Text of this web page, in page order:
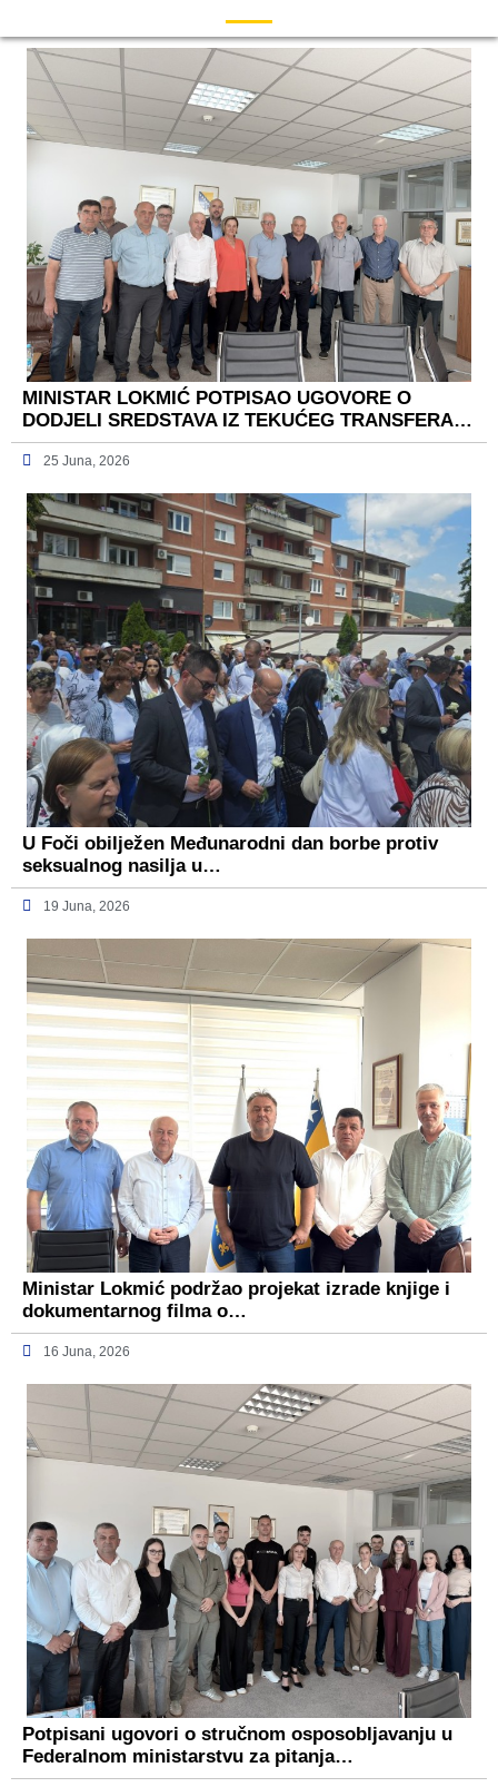
MINISTAR LOKMIĆ POTPISAO UGOVORE O
DODJELI SREDSTAVA IZ TEKUĆEG TRANSFERA…
25 Juna, 2026
U Foči obilježen Međunarodni dan borbe protiv
seksualnog nasilja u…
19 Juna, 2026
Ministar Lokmić podržao projekat izrade knjige i
dokumentarnog filma o…
16 Juna, 2026
Potpisani ugovori o stručnom osposobljavanju u
Federalnom ministarstvu za pitanja…